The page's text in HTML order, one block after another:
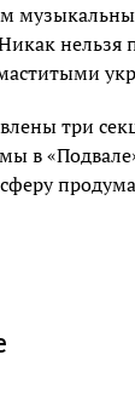
нельзя
три
в